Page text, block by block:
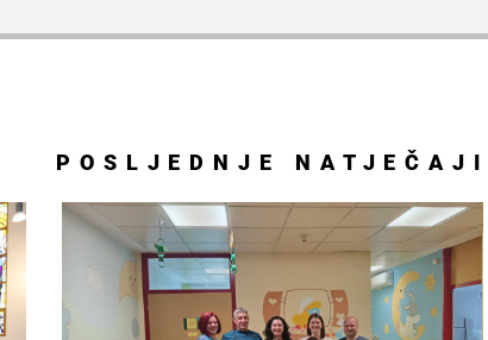
POSLJEDNJE NATJEČAJI